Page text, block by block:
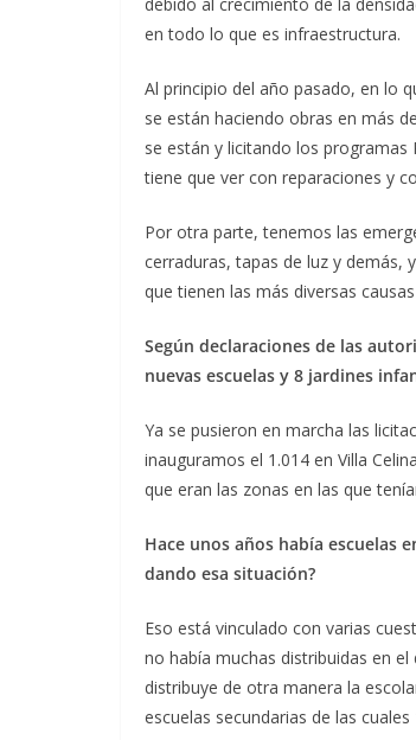
en todo lo que es infraestructura.
Al principio del año pasado, en lo
se están haciendo obras en más
se están y licitando los
tiene que ver con reparaciones y
Por otra parte, tenemos las
cerraduras, tapas de luz y demás,
que tienen las más diversas
Según declaraciones de las
nuevas escuelas y 8 jardines
Ya se pusieron en marcha las
inauguramos el 1.014 en Villa
que eran las zonas en las que
Hace unos años había escuelas
dando esa situación?
Eso está vinculado con varias
no había muchas distribuidas en
distribuye de otra manera la
escuelas secundarias de las